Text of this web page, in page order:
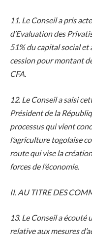
11. Le Conseil a pris
d’Evaluation des
51% du capital social
cession pour montant
CFA.
12. Le Conseil a saisi
Président de la
processus qui vient
l’agriculture togolaise
route qui vise la
forces de l’économie.
II. AU TITRE DES
13. Le Conseil a
relative aux mesures